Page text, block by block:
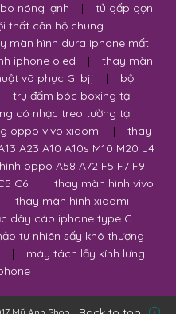
nóng lạnh |
tủ gấp gọn
thất căn hộ chung
màn hình dura iphone mất
iphone oled |
thay màn
võ phục GI bjj |
bộ
trụ đấm bóc boxing tại
có nhạc treo tường tại
oppo vivo xiaomi |
thay
A23 A10 A10s M10 M20 J4
oppo A58 A72 F5 F7 F9
C6
|
thay màn hình vivo
|
thay màn hình xiaomi
dây cáp iphone type C
tự nhiên sấy khô thượng
|
máy tách lấy kính lưng